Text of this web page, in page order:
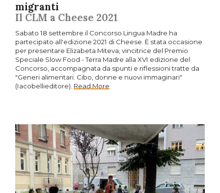
migranti
Il CLM a Cheese 2021
Sabato 18 settembre il Concorso Lingua Madre ha
partecipato all'edizione 2021 di Cheese. È stata occasione
per presentare Elizabeta Miteva, vincitrice del Premio
Speciale Slow Food - Terra Madre alla XVI edizione del
Concorso, accompagnata da spunti e riflessioni tratte da
"Generi alimentari. Cibo, donne e nuovi immaginari"
(Iacobellieditore). Read More